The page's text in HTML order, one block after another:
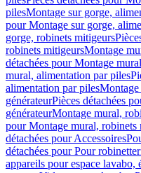
pilesMontage sur gorge,
pour Montage sur gorge,
gorge, robinets mitigeurs
robinets mitigeursMontage
détachées pour Montage
mural, alimentation par piles
alimentation par piles
générateurPièces détachées
générateurMontage mural,
pour Montage mural, robinets
détachées pour Accessoires
détachées pour Pour
appareils pour espace lavabo,